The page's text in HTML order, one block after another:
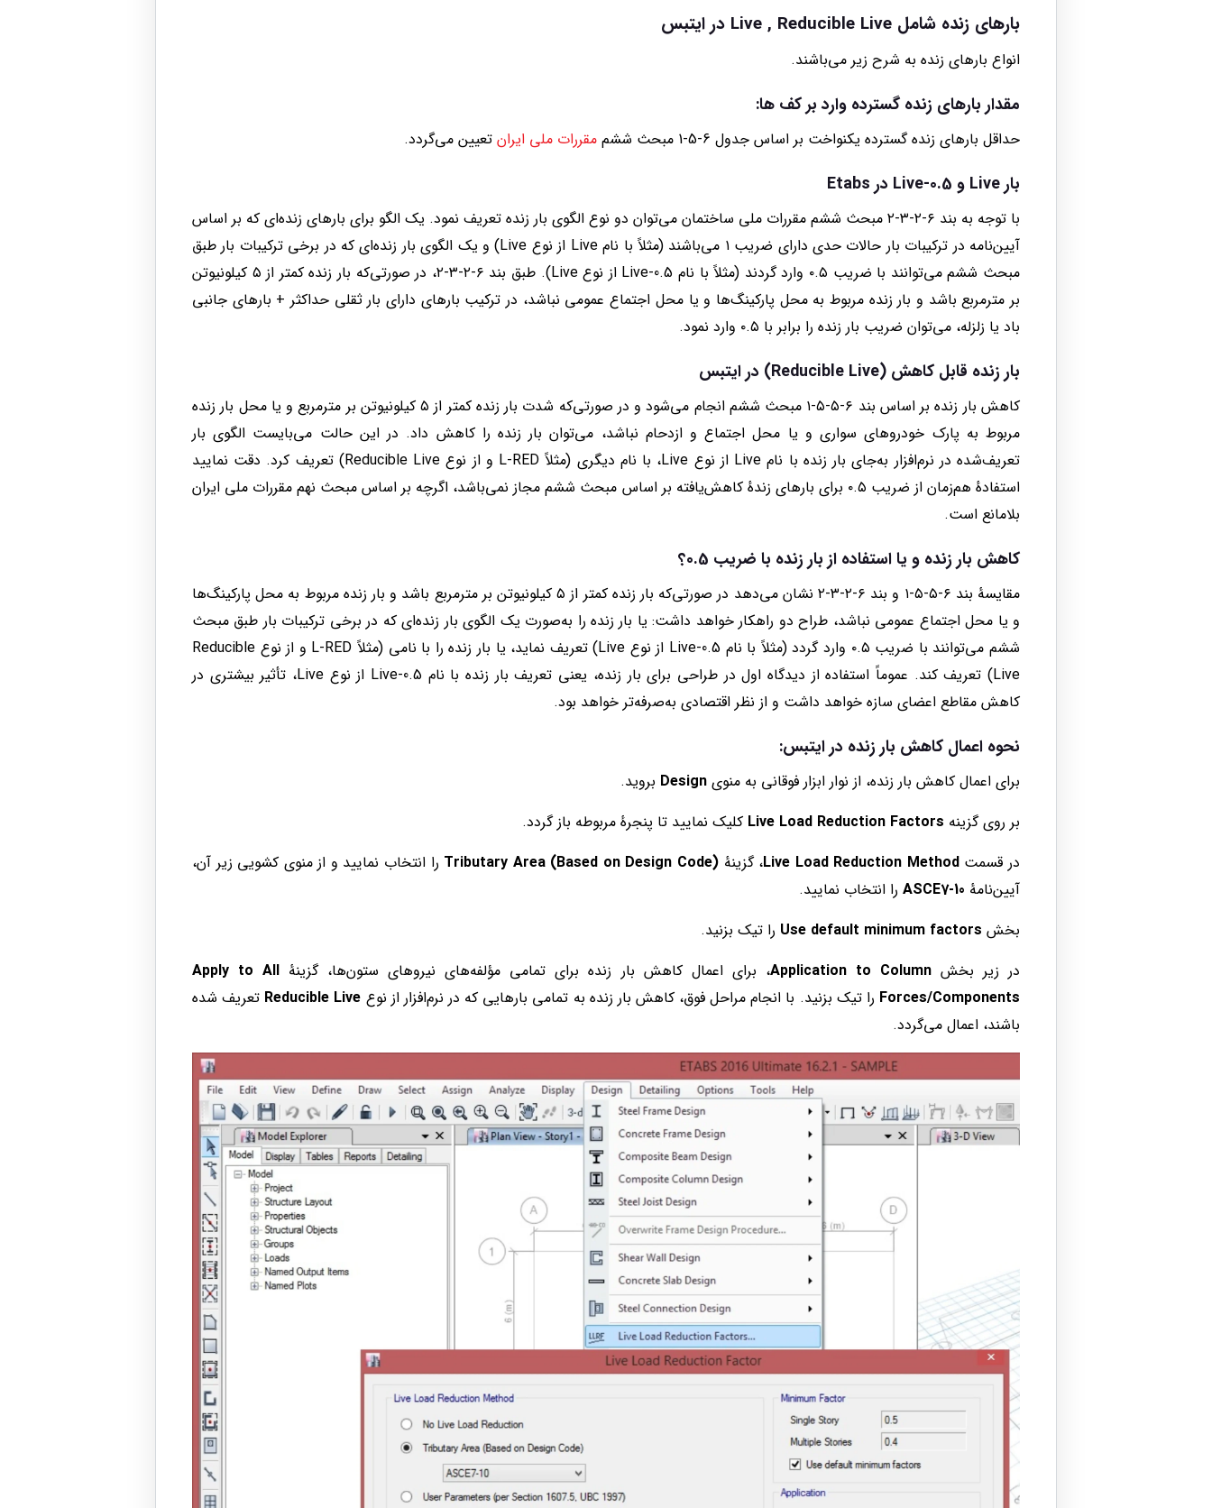
بارهای زنده شامل Live , Reducible Live در ایتبس
انواع بارهای زنده به شرح زیر می‌باشند.
مقدار بارهای زنده گسترده وارد بر کف ها:
حداقل بارهای زنده گسترده یکنواخت بر اساس جدول 6-5-1 مبحث ششم مقررات ملی ایران تعیین می‌گردد.
بار Live و Live-0.5 در Etabs
با توجه به بند ۶-۲-۳-۲ مبحث ششم مقررات ملی ساختمان می‌توان دو نوع الگوی بار زنده تعریف نمود. یک الگو برای بارهای زنده‌ای که بر اساس
آیین‌نامه در ترکیبات بار حالات حدی دارای ضریب ۱ می‌باشند (مثلاً با نام Live از نوع Live) و یک الگوی بار زنده‌ای که در برخی ترکیبات بار طبق
مبحث ششم می‌توانند با ضریب ۰.۵ وارد گردند (مثلاً با نام Live-0.5 از نوع Live). طبق بند ۶-۲-۳-۲، در صورتی‌که بار زنده کمتر از ۵ کیلونیوتن
بر مترمربع باشد و بار زنده مربوط به محل پارکینگ‌ها و یا محل اجتماع عمومی نباشد، در ترکیب بارهای دارای بار ثقلی حداکثر + بارهای جانبی
باد یا زلزله، می‌توان ضریب بار زنده را برابر با ۰.۵ وارد نمود.
بار زنده قابل کاهش (Reducible Live) در ایتبس
کاهش بار زنده بر اساس بند ۶-۵-۵-۱ مبحث ششم انجام می‌شود و در صورتی‌که شدت بار زنده کمتر از ۵ کیلونیوتن بر مترمربع و یا محل بار زنده
مربوط به پارک خودروهای سواری و یا محل اجتماع و ازدحام نباشد، می‌توان بار زنده را کاهش داد. در این حالت می‌بایست الگوی بار
تعریف‌شده در نرم‌افزار به‌جای بار زنده با نام Live از نوع Live، با نام دیگری (مثلاً L-RED و از نوع Reducible Live) تعریف کرد. دقت نمایید
استفادهٔ هم‌زمان از ضریب ۰.۵ برای بارهای زندهٔ کاهش‌یافته بر اساس مبحث ششم مجاز نمی‌باشد، اگرچه بر اساس مبحث نهم مقررات ملی ایران
بلامانع است.
کاهش بار زنده و یا استفاده از بار زنده با ضریب 0.5؟
مقایسهٔ بند ۶-۵-۵-۱ و بند ۶-۲-۳-۲ نشان می‌دهد در صورتی‌که بار زنده کمتر از ۵ کیلونیوتن بر مترمربع باشد و بار زنده مربوط به محل پارکینگ‌ها
و یا محل اجتماع عمومی نباشد، طراح دو راهکار خواهد داشت: یا بار زنده را به‌صورت یک الگوی بار زنده‌ای که در برخی ترکیبات بار طبق مبحث
ششم می‌توانند با ضریب ۰.۵ وارد گردد (مثلاً با نام Live-0.5 از نوع Live) تعریف نماید، یا بار زنده را با نامی (مثلاً L-RED و از نوع Reducible
Live) تعریف کند. عموماً استفاده از دیدگاه اول در طراحی برای بار زنده، یعنی تعریف بار زنده با نام Live-0.5 از نوع Live، تأثیر بیشتری در
کاهش مقاطع اعضای سازه خواهد داشت و از نظر اقتصادی به‌صرفه‌تر خواهد بود.
نحوه اعمال کاهش بار زنده در ایتبس:
برای اعمال کاهش بار زنده، از نوار ابزار فوقانی به منوی Design بروید.
بر روی گزینه Live Load Reduction Factors کلیک نمایید تا پنجرهٔ مربوطه باز گردد.
در قسمتLive Load Reduction Method، گزینهٔ Tributary Area (Based on Design Code) را انتخاب نمایید و از منوی کشویی زیر آن،
آیین‌نامهٔ ASCE7-10 را انتخاب نمایید.
بخش Use default minimum factors را تیک بزنید.
در زیر بخشApplication to Column، برای اعمال کاهش بار زنده برای تمامی مؤلفه‌های نیروهای ستون‌ها، گزینهٔ Apply to All
Forces/Components را تیک بزنید. با انجام مراحل فوق، کاهش بار زنده به تمامی بارهایی که در نرم‌افزار از نوع Reducible Live تعریف شده
باشند، اعمال می‌گردد.